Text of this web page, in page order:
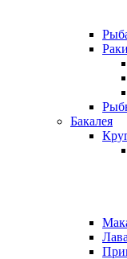
Бакалея